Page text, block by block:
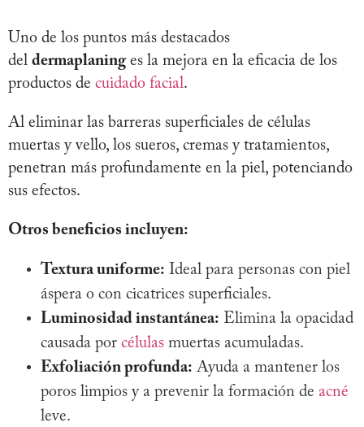
Uno de los puntos más destacados
del dermaplaninges la mejora en la eficacia de los
productos de cuidado facial.
Al eliminar las barreras superficiales de células
muertas y vello, los sueros, cremas y tratamientos,
penetran más profundamente en la piel, potenciando
sus efectos.
Otros beneficios incluyen:
Textura uniforme: Ideal para personas con piel
áspera o con cicatrices superficiales.
Luminosidad instantánea: Elimina la opacidad
causada por células muertas acumuladas.
Exfoliación profunda: Ayuda a mantener los
poros limpios y a prevenir la formación de acné
leve.